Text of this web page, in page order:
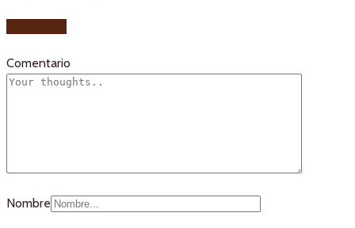
Comentario
Nombre